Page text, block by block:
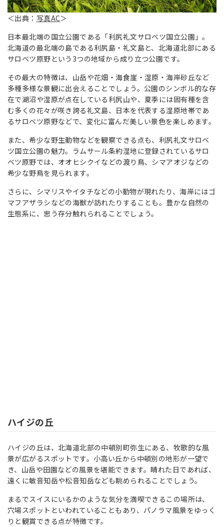
＜出典： 写真AC＞
日本最北端の国立公園である「利尻礼文サロベツ国立公園」。
北海道の最北端の島である利尻島・礼文島と、北海道北部にある
サロベツ原野という3つの地域から成り立つ公園です。
その最大の特徴は、山岳や花畑・海食崖・湿原・海岸砂丘など
多種多様な景観に出会えることでしょう。公園のシンボル的な存
在で湖沼や湿原が点在している利尻山や、夏季には固有種を含
む多くの花々が咲き誇る礼文島、日本を代表する湿原地帯であ
るサロベツ原野などで、変化に富んだ美しい景色を楽しめます。
また、希少な野生動物などを観察できる点も、利尻礼文サロベ
ツ国立公園の魅力。ラムサール条約湿地に登録されているサロ
ベツ原野では、オオヒシクイなどの渡り鳥、シマアオジなどの
希少な野鳥を見られます。
さらに、シマリスやイタチなどの小動物が現れたり、海岸にはゴ
マフアザラシなどの海獣が訪れたりすることも。豊かな自然の
生態系に、思う存分触れられることでしょう。
ハイジの丘
ハイジの丘は、北海道北部の中頓別町弥生にある、牧歌的な風
景が広がるスポットです。小高い丘から中頓別の地形が一望で
き、山岳や田園などの風景を堪能できます。晴れた日であれば、
遠くに敏音知岳や松音知岳なども眺められることでしょう。
まるでスイスにいるかのような気分を満喫できるこの場所は、
穴場スポットといわれていることもあり、パノラマ風景をゆっく
りと観賞できる点が特徴です。